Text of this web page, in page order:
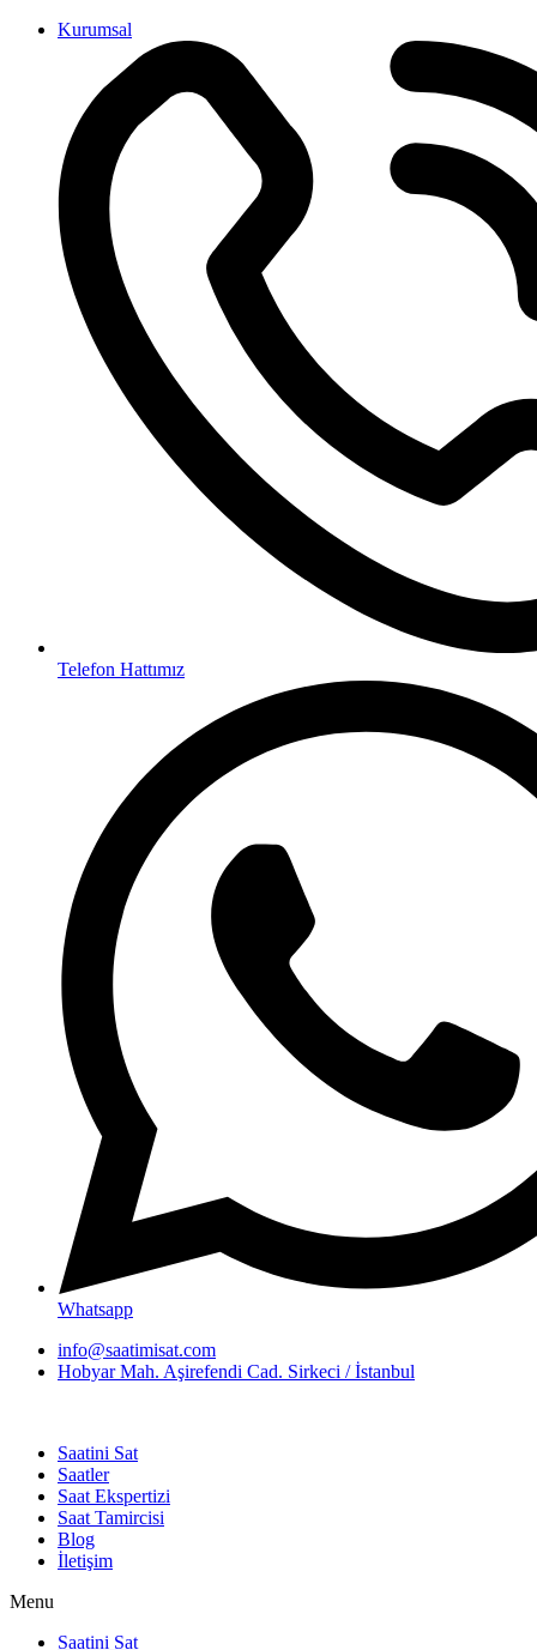
İçeriğeKurumsal
Telefon Hattımız
Whatsapp
info@saatimisat.com
Hobyar Mah. Aşirefendi Cad. Sirkeci / İstanbul
Saatini Sat
Saatler
Saat Ekspertizi
Saat Tamircisi
Blog
İletişim
Menu
Saatini Sat